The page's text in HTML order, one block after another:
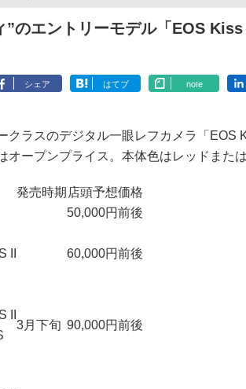
”のエントリーモデル「EOS Kiss
シェア はてブ note
ラスのデジタル一眼レフカメラ「EOS
オープンプライス。本体色はレッドまたは
発売時期 店頭予想価格
3月下旬
50,000円前後
II
60,000円前後
II
90,000円前後